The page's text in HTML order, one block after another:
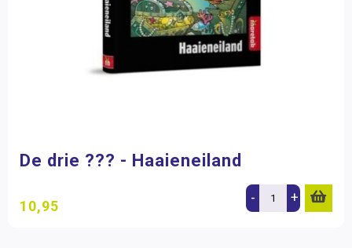
De drie ??? - Haaieneiland
10,95 - +